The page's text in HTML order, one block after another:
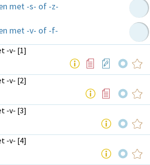
met -s- of -z-
met -v- of -f-
-v- [1]
-v- [2]
-v- [3]
-v- [4]